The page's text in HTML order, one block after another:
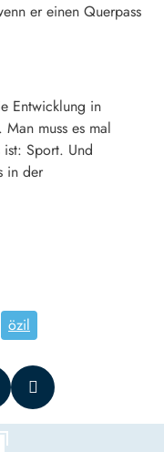
er einen Querpass
Entwicklung in
Man muss es mal
Sport. Und
in der
özil